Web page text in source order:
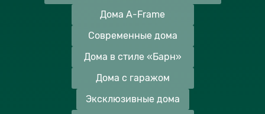
Дома A-Frame
Современные дома
Дома в стиле «Барн»
Дома с гаражом
Эксклюзивные дома